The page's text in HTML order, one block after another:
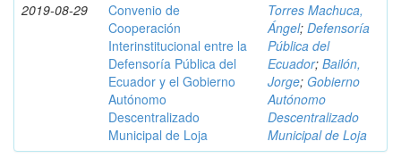
2019-08-29
Convenio de
Cooperación
Interinstitucional entre la
Defensoría Pública del
Ecuador y el Gobierno
Autónomo
Descentralizado
Municipal de Loja
Torres Machuca,
Ángel; Defensoría
Pública del
Ecuador; Bailón,
Jorge; Gobierno
Autónomo
Descentralizado
Municipal de Loja